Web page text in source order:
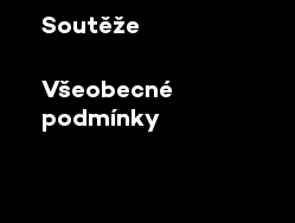
Soutěže
Všeobecné
podmínky